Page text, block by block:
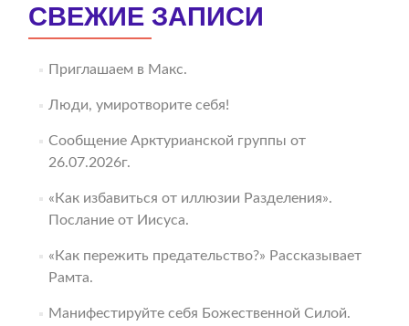
СВЕЖИЕ ЗАПИСИ
Приглашаем в Макс.
Люди, умиротворите себя!
Сообщение Арктурианской группы от
26.07.2026г.
«Как избавиться от иллюзии Разделения».
Послание от Иисуса.
«Как пережить предательство?» Рассказывает
Рамта.
Манифестируйте себя Божественной Силой.